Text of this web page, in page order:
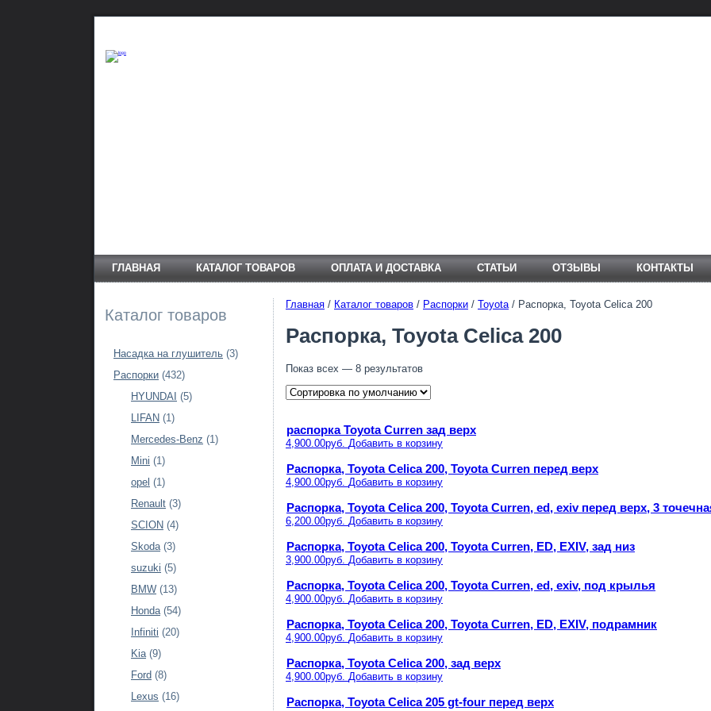
ГЛАВНАЯ КАТАЛОГ ТОВАРОВ ОПЛАТА И ДОСТАВКА СТАТЬИ ОТЗЫВЫ КОНТАКТЫ
Каталог товаров
Насадка на глушитель (3)
Распорки (432)
HYUNDAI (5)
LIFAN (1)
Mercedes-Benz (1)
Mini (1)
opel (1)
Renault (3)
SCION (4)
Skoda (3)
suzuki (5)
BMW (13)
Honda (54)
Infiniti (20)
Kia (9)
Ford (8)
Lexus (16)
Главная / Каталог товаров / Распорки / Toyota/ Распорка, Toyota Celica 200
Распорка, Toyota Celica 200
Показ всех — 8 результатов
распорка Toyota Curren зад верх
4,900.00руб. Добавить в корзину
Распорка, Toyota Celica 200, Toyota Curren перед верх
4,900.00руб. Добавить в корзину
Распорка, Toyota Celica 200, Toyota Curren, ed, exiv перед верх, 3
6,200.00руб. Добавить в корзину
Распорка, Toyota Celica 200, Toyota Curren, ED, EXIV, зад низ
3,900.00руб. Добавить в корзину
Распорка, Toyota Celica 200, Toyota Curren, ed, exiv, под крылья
4,900.00руб. Добавить в корзину
Распорка, Toyota Celica 200, Toyota Curren, ED, EXIV, подрамник
4,900.00руб. Добавить в корзину
Распорка, Toyota Celica 200, зад верх
4,900.00руб. Добавить в корзину
Распорка, Toyota Celica 205 gt-four перед верх